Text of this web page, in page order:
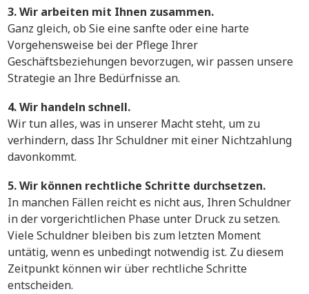
3. Wir arbeiten mit Ihnen zusammen.
Ganz gleich, ob Sie eine sanfte oder eine harte
Vorgehensweise bei der Pflege Ihrer
Geschäftsbeziehungen bevorzugen, wir passen unsere
Strategie an Ihre Bedürfnisse an.
4. Wir handeln schnell.
Wir tun alles, was in unserer Macht steht, um zu
verhindern, dass Ihr Schuldner mit einer Nichtzahlung
davonkommt.
5. Wir können rechtliche Schritte durchsetzen.
In manchen Fällen reicht es nicht aus, Ihren Schuldner
in der vorgerichtlichen Phase unter Druck zu setzen.
Viele Schuldner bleiben bis zum letzten Moment
untätig, wenn es unbedingt notwendig ist. Zu diesem
Zeitpunkt können wir über rechtliche Schritte
entscheiden.